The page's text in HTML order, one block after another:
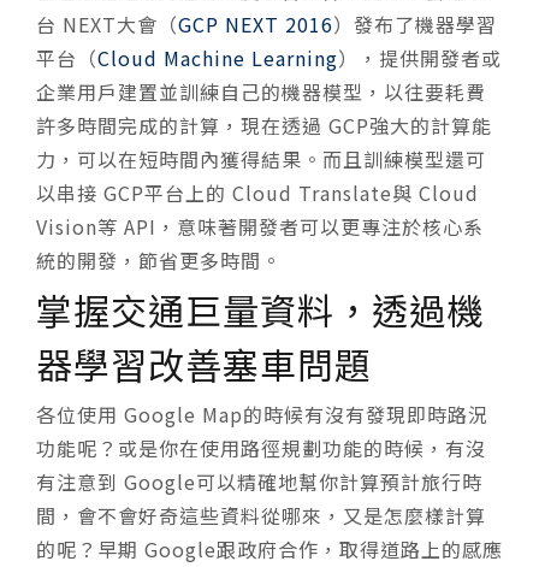
台 NEXT大會（GCP NEXT 2016）發布了機器學習
平台（Cloud Machine Learning），提供開發者或
企業用戶建置並訓練自己的機器模型，以往要耗費
許多時間完成的計算，現在透過 GCP強大的計算能
力，可以在短時間內獲得結果。而且訓練模型還可
以串接 GCP平台上的 Cloud Translate與 Cloud
Vision等 API，意味著開發者可以更專注於核心系
統的開發，節省更多時間。
掌握交通巨量資料，透過機
器學習改善塞車問題
各位使用 Google Map的時候有沒有發現即時路況
功能呢？或是你在使用路徑規劃功能的時候，有沒
有注意到 Google可以精確地幫你計算預計旅行時
間，會不會好奇這些資料從哪來，又是怎麼樣計算
的呢？早期 Google跟政府合作，取得道路上的感應